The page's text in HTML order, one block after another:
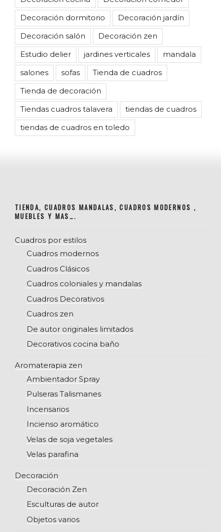
Decoración dormitorio
Decoración jardín
Decoración salón
Decoración zen
Estudio delier
jardines verticales
mandala
salones
sofas
Tienda de cuadros
Tienda de decoración
Tiendas cuadros talavera
tiendas de cuadros
tiendas de cuadros en toledo
TIENDA, CUADROS MANDALAS, CUADROS MODERNOS ,
MUEBLES Y MAS….
Cuadros por estilos
Cuadros modernos
Cuadros Clásicos
Cuadros coloniales y mandalas
Cuadros Decorativos
Cuadros zen
De autor originales limitados
Decorativos cocina baño
Aromaterapia zen
Ambientador Spray
Pulseras Talismanes
Incensarios
Incienso aromático
Velas de soja vegetales
Velas parafina
Decoración
Decoración Zen
Esculturas de autor
Objetos varios